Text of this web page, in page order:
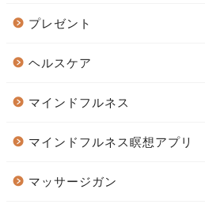
プレゼント
ヘルスケア
マインドフルネス
マインドフルネス瞑想アプリ
マッサージガン